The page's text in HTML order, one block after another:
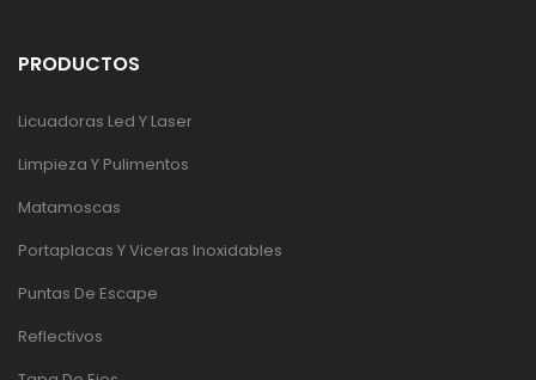
PRODUCTOS
Licuadoras Led Y Laser
Limpieza Y Pulimentos
Matamoscas
Portaplacas Y Viceras Inoxidables
Puntas De Escape
Reflectivos